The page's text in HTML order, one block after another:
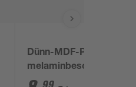
Dünn-MDF-Platte
melaminbeschichtet
weiß 2800 x 2070 x 3